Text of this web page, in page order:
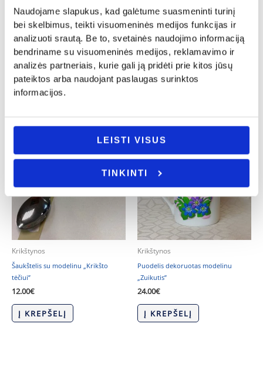
Naudojame slapukus, kad galėtume suasmeninti turinį
bei skelbimus, teikti visuomeninės medijos funkcijas ir
analizuoti srautą. Be to, svetainės naudojimo informaciją
bendriname su visuomeninės medijos, reklamavimo ir
analizės partneriais, kurie gali ją pridėti prie kitos jūsų
pateiktos arba naudojant paslaugas surinktos
informacijos.
LEISTI VISUS
TINKINTI
Krikštynos
Siuvinėtas rankšluostis „Krikšto
mamytei”
14.00€
- PASIRINKITE
VARIANTĄ
Krikštynos
Kostiumėlis berniukui „Kristupas”
22.00 €
- PASIRINKITE
VARIANTĄ
Krikštynos
Šaukštelis su modelinu „Krikšto
tėčiui”
12.00€
Į KREPŠELĮ
Krikštynos
Puodelis dekoruotas modelinu
„Zuikutis”
24.00€
Į KREPŠELĮ